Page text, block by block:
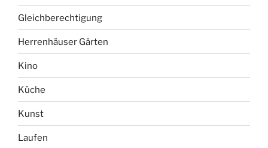
Gleichberechtigung
Herrenhäuser Gärten
Kino
Küche
Kunst
Laufen